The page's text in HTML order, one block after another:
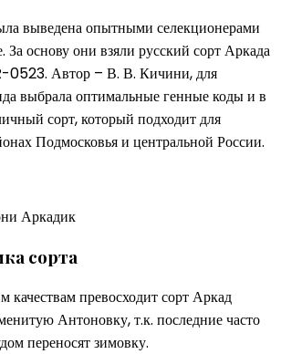
выведена опытными селекционерами
основу они взяли русский сорт Аркада
0523. Автор – В. В. Кичини, для
выбрала оптимальные генные коды и в
сорт, который подходит для
Подмосковья и центральной России.
Аркадик
сорта
качествам превосходит сорт Аркад
Антоновку, т.к. последние часто
переносят зимовку.